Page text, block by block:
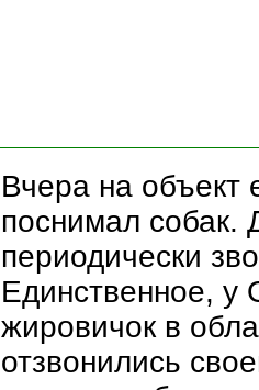
Вчера на объект
поснимал собак.
периодически
Единственное, у
жировичок в
отзвонились